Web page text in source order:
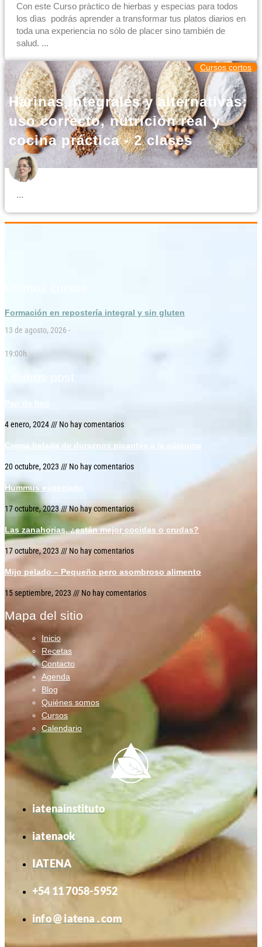
Con este Curso pràctico de hierbas y especias para todos
los dìas podrás aprender a transformar tus platos diarios en
toda una experiencia no sólo de placer sino también de
salud. ...
Cursos cortos
Harinas integrales y alternativas:
uso correcto, nutrición real y
cocina práctica - 2 clases
...
Formación en repostería integral y sin gluten
13 de agosto, 2026 -
19:00h
Últimos post
4 enero, 2024 No hay comentarios
Crema helada de duraznos picantes a la cúrcuma
20 octubre, 2023 No hay comentarios
Hummus especiado
17 octubre, 2023 No hay comentarios
Las zanahorias, ¿están mejor cocidas o crudas?
17 octubre, 2023 No hay comentarios
Mijo pelado – Pequeño pero asombroso alimento
15 septiembre, 2023 No hay comentarios
Mapa del sitio
Inicio
Recetas
Contacto
Agenda
Blog
Quiénes somos
Cursos
Calendario
iatenainstituto
iatenaok
IATENA
+54 11 7058-5952
info @ iatena . com